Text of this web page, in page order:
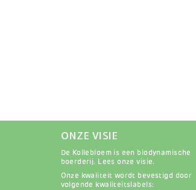
ONZE VISIE
De Kollebloem is een biodynamische
boerderij. Lees onze visie.
Onze kwaliteit wordt bevestigd door
volgende kwaliteitslabels: